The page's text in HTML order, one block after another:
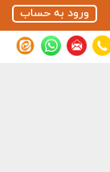
ورود به حساب